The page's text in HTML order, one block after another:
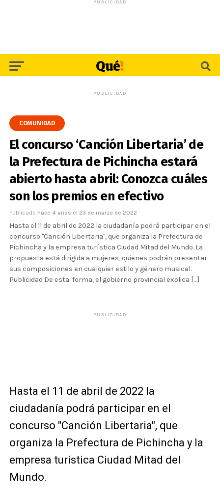
PUBLICIDAD
PUBLICIDAD
COMUNIDAD
El concurso ‘Canción Libertaria’ de
la Prefectura de Pichincha estará
abierto hasta abril: Conozca cuáles
son los premios en efectivo
Publicado hace 4 años el 23 de marzo de 2022
Hasta el 11 de abril de 2022 la ciudadanía podrá participar en el
concurso "Canción Libertaria", que organiza la Prefectura de
Pichincha y la empresa turística Ciudad Mitad del Mundo. La
propuesta está dirigida a mujeres, quienes podrán presentar
sus composiciones en cualquier estilo y género musical.
Publicidad De esta forma, el gobierno provincial explica […]
PUBLICIDAD
Hasta el 11 de abril de 2022 la
ciudadanía podrá participar en el
concurso "Canción Libertaria", que
organiza la Prefectura de Pichincha y la
empresa turística Ciudad Mitad del
Mundo.